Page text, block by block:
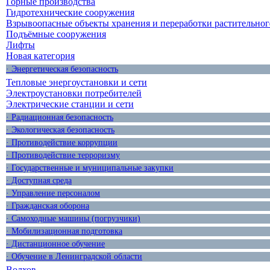
Гидротехнические сооружения
Взрывоопасные объекты хранения и переработки
Подъёмные сооружения
Лифты
Новая категория
· Энергетическая безопасность
Тепловые энергоустановки и сети
Электроустановки потребителей
Электрические станции и сети
· Радиационная безопасность
· Экологическая безопасность
· Противодействие коррупции
· Противодействие терроризму
· Государственные и муниципальные закупки
· Доступная среда
· Управление персоналом
· Гражданская оборона
· Самоходные машины (погрузчики)
· Мобилизационная подготовка
· Дистанционное обучение
· Обучение в Ленинградской области